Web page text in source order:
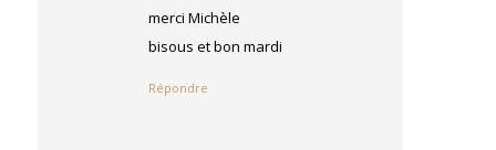
merci Michèle
bisous et bon mardi
Répondre